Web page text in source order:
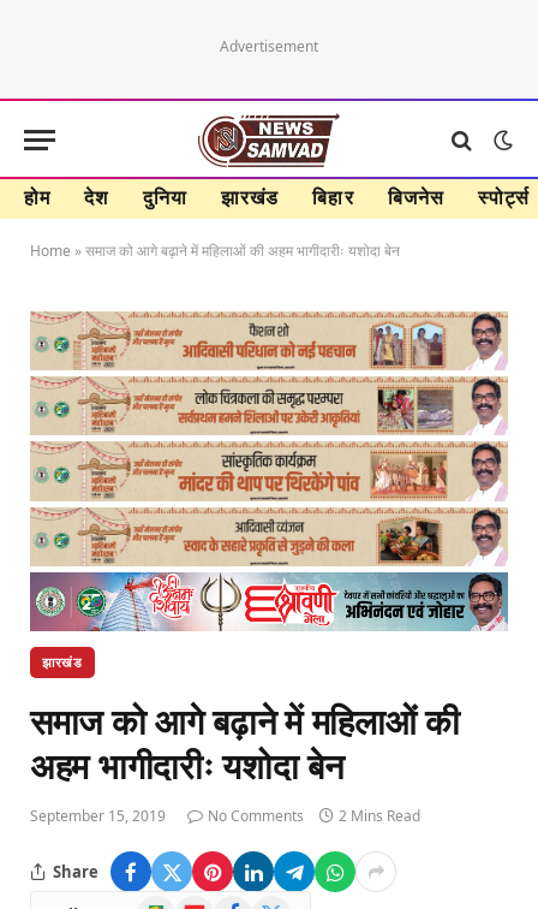
Advertisement
होम देश दुनिया झारखंड बिहार बिजनेस स्पोर्ट्स
Home »समाज को आगे बढ़ाने में महिलाओं की अहम भागीदारीः यशोदा बेन
झारखंड
समाज को आगे बढ़ाने में महिलाओं की
अहम भागीदारीः यशोदा बेन
September 15, 2019 No Comments 2 Mins Read
Share